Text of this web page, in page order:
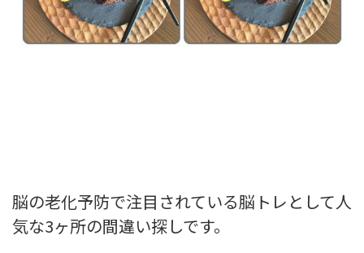
脳の老化予防で注目されている脳トレとして人
気な3ヶ所の間違い探しです。